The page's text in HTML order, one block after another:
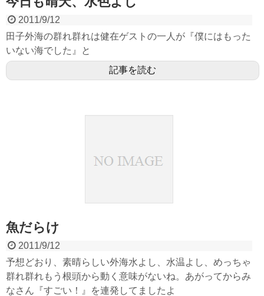
2011/9/12
田子外海の群れ群れは健在ゲストの一人が『僕にはもった
いない海でした』と
記事を読む
魚だらけ
2011/9/12
予想どおり、素晴らしい外海水よし、水温よし、めっちゃ
群れ群れもう根頭から動く意味がないね。あがってからみ
なさん『すごい！』を連発してましたよ